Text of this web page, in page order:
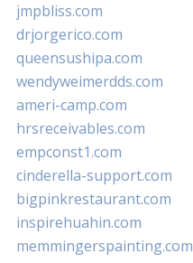
jmpbliss.com
drjorgerico.com
queensushipa.com
wendyweimerdds.com
ameri-camp.com
hrsreceivables.com
empconst1.com
cinderella-support.com
bigpinkrestaurant.com
inspirehuahin.com
memmingerspainting.com